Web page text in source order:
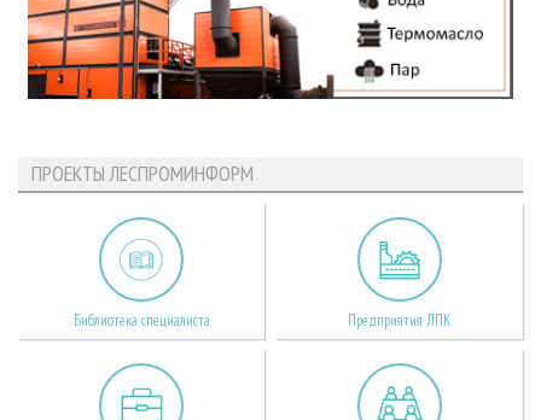
ПРОЕКТЫ ЛЕСПРОМИНФОРМ
Библиотека специалиста Предприятия ЛПК